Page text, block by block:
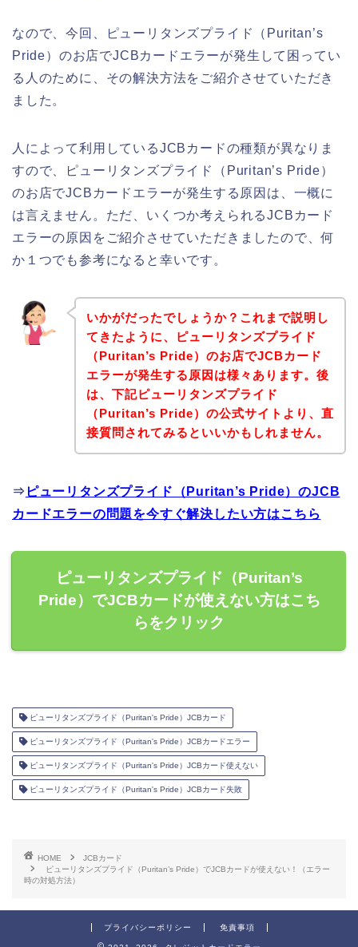
なので、今回、ピューリタンズプライド（Puritan’s
Pride）のお店でJCBカードエラーが発生して困ってい
る人のために、その解決方法をご紹介させていただき
ました。
人によって利用しているJCBカードの種類が異なりま
すので、ピューリタンズプライド（Puritan’s Pride）
のお店でJCBカードエラーが発生する原因は、一概に
は言えません。ただ、いくつか考えられるJCBカード
エラーの原因をご紹介させていただきましたので、何
か１つでも参考になると幸いです。
いかがだったでしょうか？これまで説明し
てきたように、ピューリタンズプライド
（Puritan’s Pride）のお店でJCBカード
エラーが発生する原因は様々あります。後
は、下記ピューリタンズプライド
（Puritan’s Pride）の公式サイトより、直
接質問されてみるといいかもしれません。
⇒ ピューリタンズプライド（Puritan’s Pride）のJCB
カードエラーの問題を今すぐ解決したい方はこちら
ピューリタンズプライド（Puritan’s
Pride）でJCBカードが使えない方はこち
らをクリック
ピューリタンズプライド（Puritan's Pride）JCBカード
ピューリタンズプライド（Puritan's Pride）JCBカードエラー
ピューリタンズプライド（Puritan's Pride）JCBカード使えない
ピューリタンズプライド（Puritan's Pride）JCBカード失敗
HOME
JCBカード
ピューリタンズプライド（Puritan’s Pride）でJCBカードが使えない！（エラー
時の対処方法）
プライバシーポリシー 免責事項